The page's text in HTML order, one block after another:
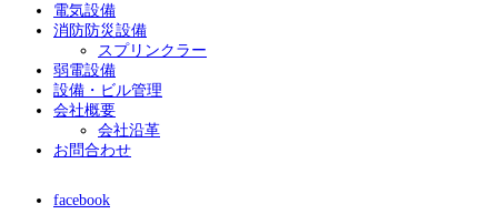
電気設備
消防防災設備
スプリンクラー
弱電設備
設備・ビル管理
会社概要
会社沿革
お問合わせ
facebook